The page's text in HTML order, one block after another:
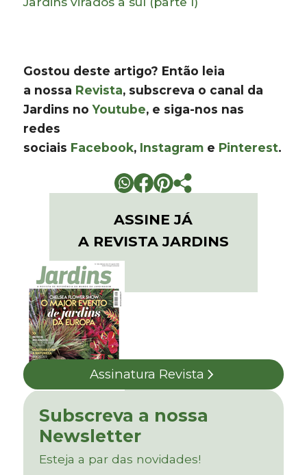
Gostou deste artigo? Então leia
a nossa Revista, subscreva o canal da
Jardins noYoutube, e siga-nos nas
redes
sociais Facebook, Instagram e Pinterest.
ASSINE JÁ
A REVISTA JARDINS
Assinatura Revista
Subscreva a nossa
Newsletter
Esteja a par das novidades!